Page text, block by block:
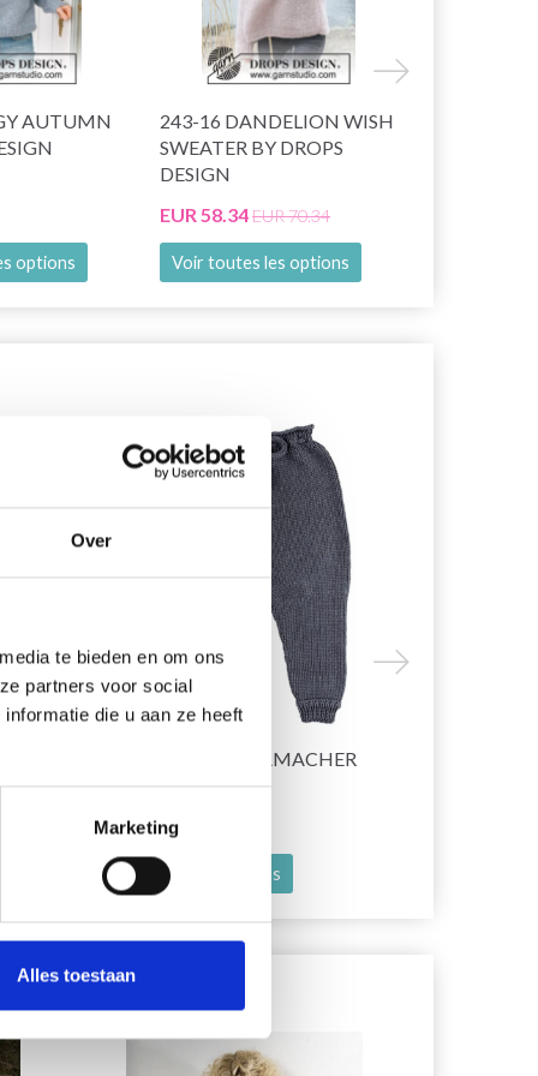
Over
te bieden en om ons
partners voor social
die u aan ze heeft
Marketing
Alles toestaan
AUTUMN
options
243-16 DANDELION WISH
SWEATER BY DROPS
DESIGN
EUR 58.34EUR 70.34
Voir toutes les options
27% de réduction
GO HANDMADE GAMACHER
CLASSIC
EUR 21.30
Voir toutes les options